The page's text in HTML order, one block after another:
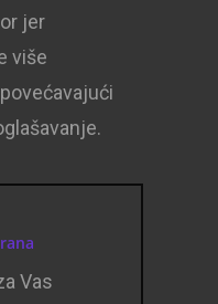
jer
više
Vas